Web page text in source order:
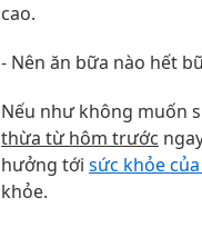
cao.
- Nên ăn bữa nào hết
Nếu như không muốn
thừa từ hôm trước
hưởng tới sức khỏe
khỏe.